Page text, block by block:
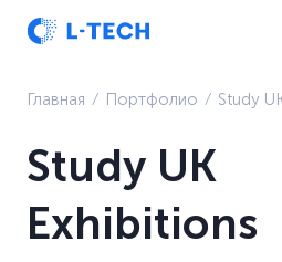
Главная ⁄ Портфолио ⁄ Study
Study UK
Exhibitions